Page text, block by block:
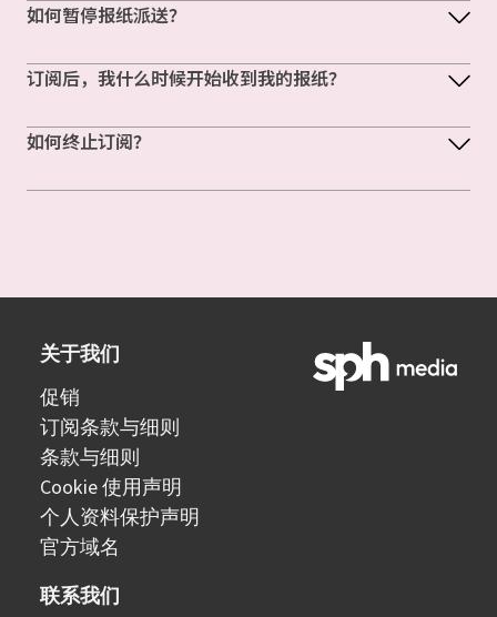
如何暂停报纸派送？
订阅后，我什么时候开始收到我的报纸？
如何终止订阅？
关于我们
促销
订阅条款与细则
条款与细则
Cookie 使用声明
个人资料保护声明
官方域名
联系我们